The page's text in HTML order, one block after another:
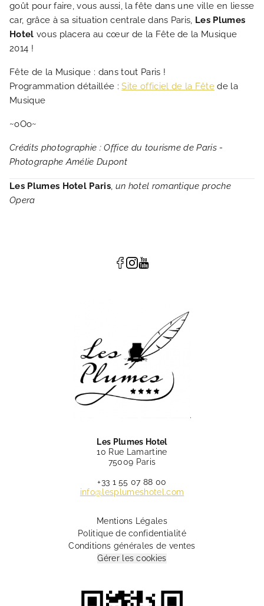
ACTUALITÉS
goût pour faire, vous aussi, la fête dans une ville en liesse
car, grâce à sa situation centrale dans Paris, Les Plumes
Hotel vous placera au cœur de la Fête de la Musique
2014 !
Fête de la Musique : dans tout Paris !
Programmation détaillée :Site officiel de la Fête de la
Musique
~oOo~
Crédits photographie : Office du tourisme de Paris -
Photographe Amélie Dupont
Les Plumes Hotel Paris, un hotel romantique proche
Opera
Les Plumes Hotel
10 Rue Lamartine
75009 Paris
+33 1 55 07 88 00
info@lesplumeshotel.com
Mentions Légales
Politique de confidentialité
Conditions générales de ventes
Gérer les cookies